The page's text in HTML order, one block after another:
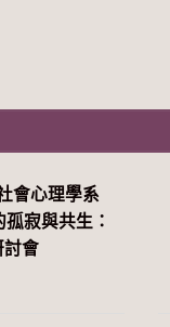
會心理學系
寂與共生：
討會